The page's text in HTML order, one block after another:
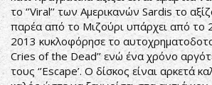
το ‘’Viral’’ των Αμερικανών Sardis το
παρέα από το Μιζούρι υπάρχει από το
2013 κυκλοφόρησε το
Cries of the Dead’’ ενώ ένα χρόνο
τους ‘’Escape’. Ο δίσκος είναι αρκετά